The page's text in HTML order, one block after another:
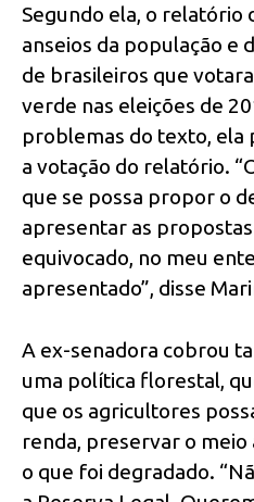
Segundo ela, o relatório
anseios da população e
de brasileiros que
verde nas eleições de
problemas do texto, ela
a votação do relatório.
que se possa propor o
apresentar as
equivocado, no meu
apresentado”, disse
A ex-senadora cobrou
uma política florestal,
que os agricultores
renda, preservar o
o que foi degradado.